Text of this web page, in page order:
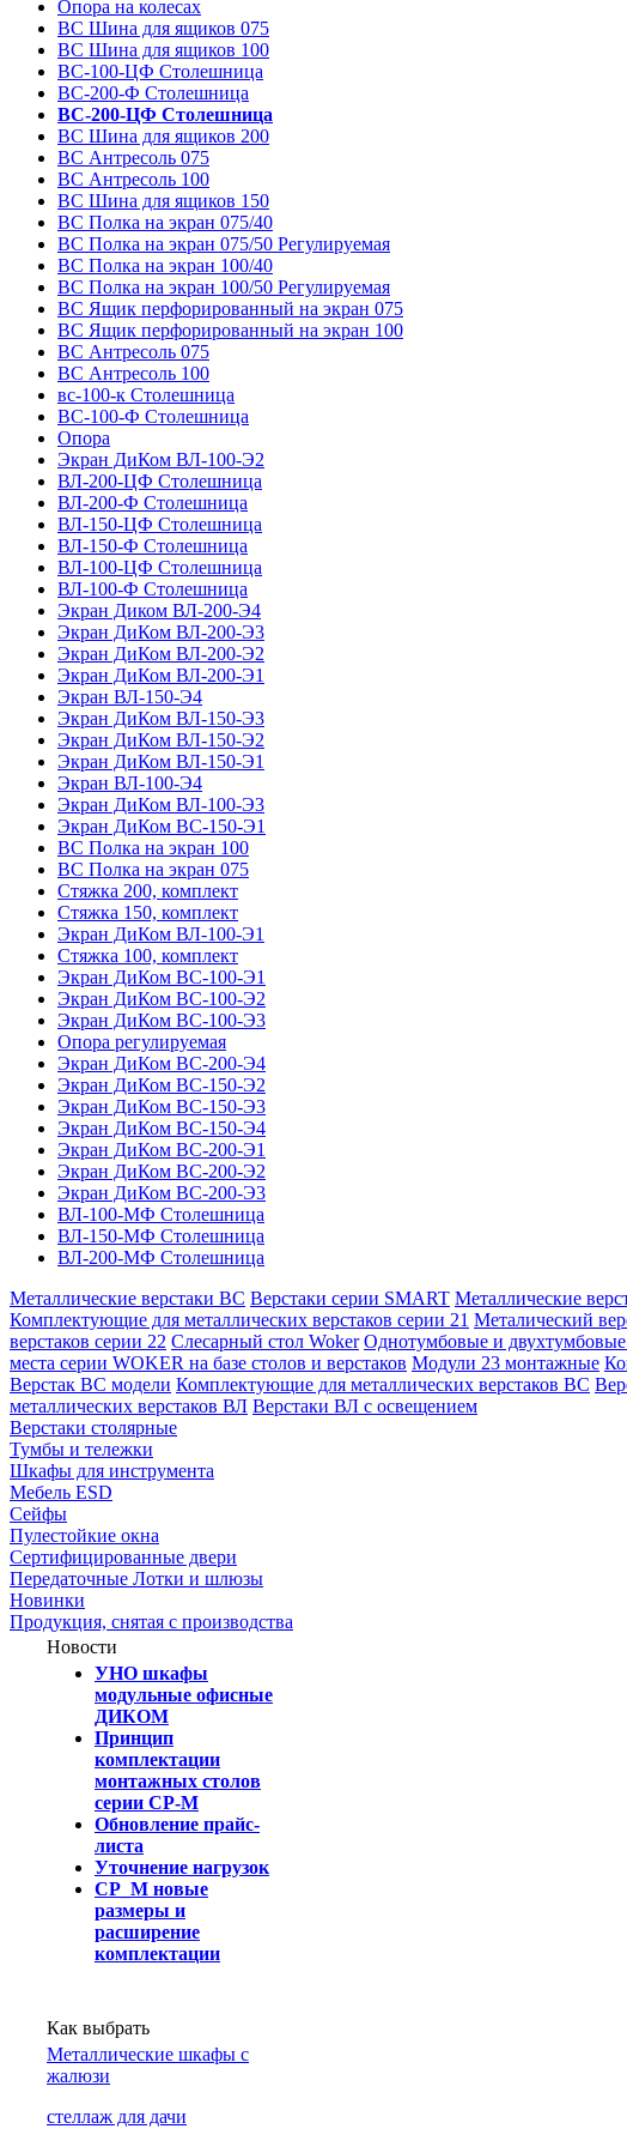
Опора на колесах
ВС Шина для ящиков 075
ВС Шина для ящиков 100
ВС-100-ЦФ Столешница
ВС-200-Ф Столешница
ВС-200-ЦФ Столешница
ВС Шина для ящиков 200
ВС Антресоль 075
ВС Антресоль 100
ВС Шина для ящиков 150
ВС Полка на экран 075/40
ВС Полка на экран 075/50 Регулируемая
ВС Полка на экран 100/40
ВС Полка на экран 100/50 Регулируемая
ВС Ящик перфорированный на экран 075
ВС Ящик перфорированный на экран 100
ВС Антресоль 075
ВС Антресоль 100
вс-100-к Столешница
ВС-100-Ф Столешница
Опора
Экран ДиКом ВЛ-100-Э2
ВЛ-200-ЦФ Столешница
ВЛ-200-Ф Столешница
ВЛ-150-ЦФ Столешница
ВЛ-150-Ф Столешница
ВЛ-100-ЦФ Столешница
ВЛ-100-Ф Столешница
Экран Диком ВЛ-200-Э4
Экран ДиКом ВЛ-200-Э3
Экран ДиКом ВЛ-200-Э2
Экран ДиКом ВЛ-200-Э1
Экран ВЛ-150-Э4
Экран ДиКом ВЛ-150-Э3
Экран ДиКом ВЛ-150-Э2
Экран ДиКом ВЛ-150-Э1
Экран ВЛ-100-Э4
Экран ДиКом ВЛ-100-Э3
Экран ДиКом ВС-150-Э1
ВС Полка на экран 100
ВС Полка на экран 075
Стяжка 200, комплект
Стяжка 150, комплект
Экран ДиКом ВЛ-100-Э1
Стяжка 100, комплект
Экран ДиКом ВС-100-Э1
Экран ДиКом ВС-100-Э2
Экран ДиКом ВС-100-Э3
Опора регулируемая
Экран ДиКом ВС-200-Э4
Экран ДиКом ВС-150-Э2
Экран ДиКом ВС-150-Э3
Экран ДиКом ВС-150-Э4
Экран ДиКом ВС-200-Э1
Экран ДиКом ВС-200-Э2
Экран ДиКом ВС-200-Э3
ВЛ-100-МФ Столешница
ВЛ-150-МФ Столешница
ВЛ-200-МФ Столешница
Металлические верстаки ВС Верстаки серии SMART Металлические
Комплектующие для металлических верстаков серии 21 Металический
верстаков серии 22 Слесарный стол Woker Однотумбовые и двухтумбовые
места серии WOKER на базе столов и верстаков Модули 23 монтажные
Верстак ВС модели Комплектующие для металлических верстаков ВС
металлических верстаков ВЛ Верстаки ВЛ с освещением
Верстаки столярные
Тумбы и тележки
Шкафы для инструмента
Мебель ESD
Сейфы
Пулестойкие окна
Сертифицированные двери
Передаточные Лотки и шлюзы
Новинки
Продукция, снятая с производства
Новости
УНО шкафы
модульные офисные
ДИКОМ
Принцип
комплектации
монтажных столов
серии СР-М
Обновление прайс-
листа
Уточнение нагрузок
СР_М новые
размеры и
расширение
комплектации
Как выбрать
Металлические шкафы с
жалюзи
cтеллаж для дачи